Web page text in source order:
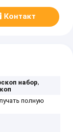
Контакт
набор,
полную